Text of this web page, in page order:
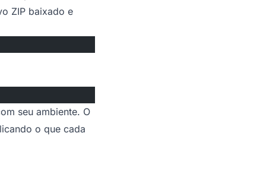
ZIP baixado e
seu ambiente. O
o que cada